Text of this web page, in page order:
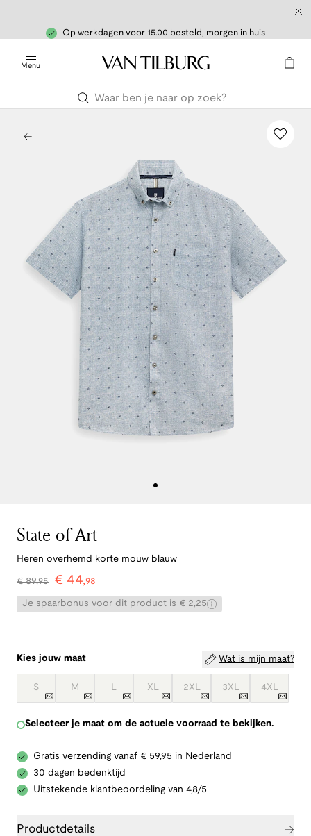
Op werkdagen voor 15.00 besteld, morgen in huis
Menu
State of Art
Heren overhemd korte mouw blauw
€89,95 € 44,98
Je spaarbonus voor dit product is € 2,25
Kies jouw maat Wat is mijn maat?
S M L XL 2XL 3XL 4XL
Selecteer je maat om de actuele voorraad te bekijken.
Gratis verzending vanaf € 59,95 in Nederland
30 dagen bedenktijd
Uitstekende klantbeoordeling van 4,8/5
Productdetails